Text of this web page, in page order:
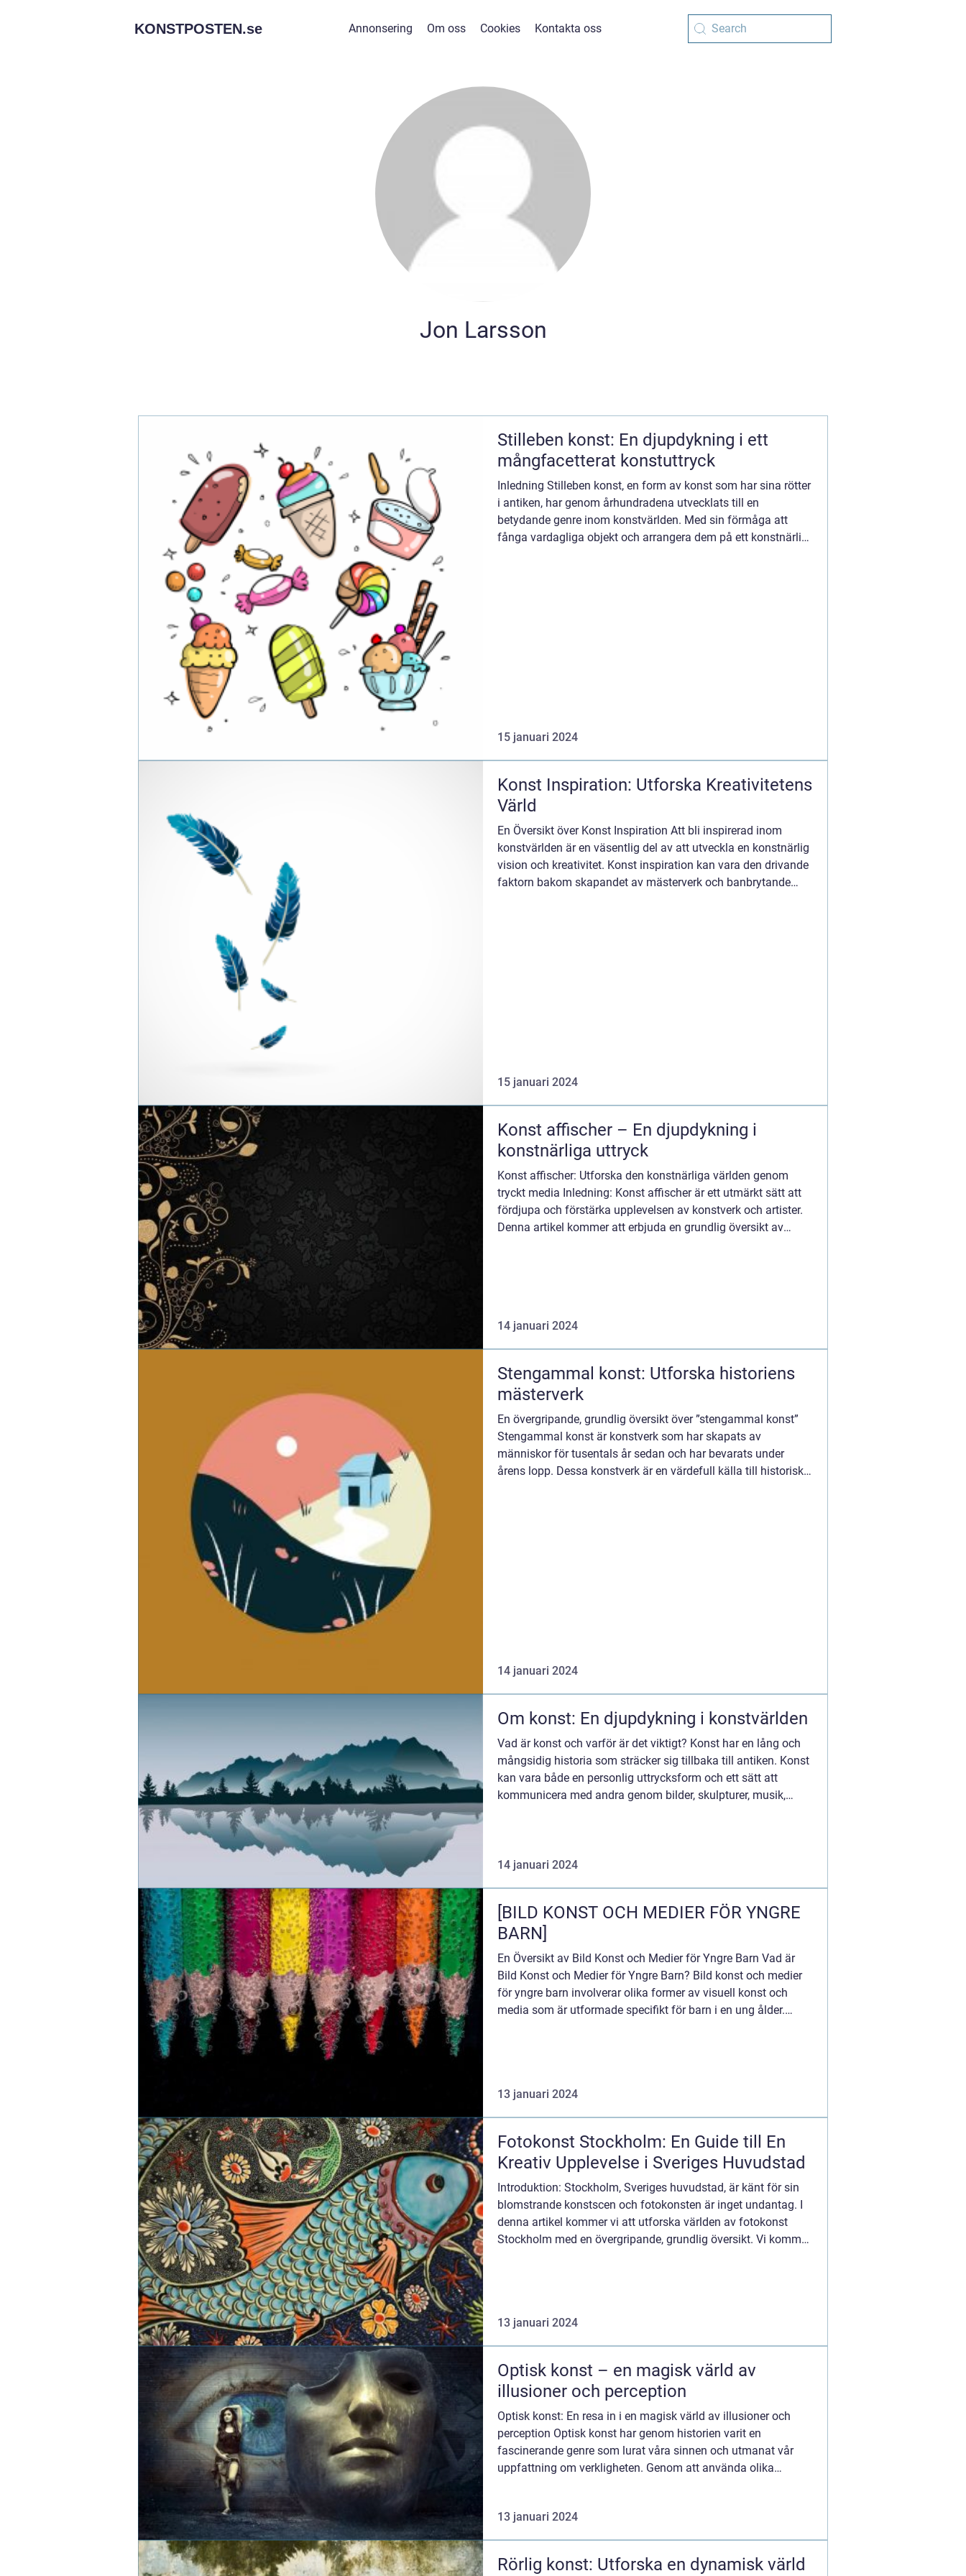
KONSTPOSTEN.se Annonsering Om oss Cookies Kontakta oss
Jon Larsson
Stilleben konst: En djupdykning i ett
mångfacetterat konstuttryck
Inledning Stilleben konst, en form av konst som har sina rötter
i antiken, har genom århundradena utvecklats till en
betydande genre inom konstvärlden. Med sin förmåga att
fånga vardagliga objekt och arrangera dem på ett konstnärligt
15 januari 2024
Konst Inspiration: Utforska Kreativitetens
Värld
En Översikt över Konst Inspiration Att bli inspirerad inom
konstvärlden är en väsentlig del av att utveckla en konstnärlig
vision och kreativitet. Konst inspiration kan vara den drivande
faktorn bakom skapandet av mästerverk och banbrytande
15 januari 2024
Konst affischer – En djupdykning i
konstnärliga uttryck
Konst affischer: Utforska den konstnärliga världen genom
tryckt media Inledning: Konst affischer är ett utmärkt sätt att
fördjupa och förstärka upplevelsen av konstverk och artister.
Denna artikel kommer att erbjuda en grundlig översikt av
14 januari 2024
Stengammal konst: Utforska historiens
mästerverk
En övergripande, grundlig översikt över ”stengammal konst”
Stengammal konst är konstverk som har skapats av
människor för tusentals år sedan och har bevarats under
årens lopp. Dessa konstverk är en värdefull källa till historisk
14 januari 2024
Om konst: En djupdykning i konstvärlden
Vad är konst och varför är det viktigt? Konst har en lång och
mångsidig historia som sträcker sig tillbaka till antiken. Konst
kan vara både en personlig uttrycksform och ett sätt att
kommunicera med andra genom bilder, skulpturer, musik,
14 januari 2024
[BILD KONST OCH MEDIER FÖR YNGRE
BARN]
En Översikt av Bild Konst och Medier för Yngre Barn Vad är
Bild Konst och Medier för Yngre Barn? Bild konst och medier
för yngre barn involverar olika former av visuell konst och
media som är utformade specifikt för barn i en ung ålder.
13 januari 2024
Fotokonst Stockholm: En Guide till En
Kreativ Upplevelse i Sveriges Huvudstad
Introduktion: Stockholm, Sveriges huvudstad, är känt för sin
blomstrande konstscen och fotokonsten är inget undantag. I
denna artikel kommer vi att utforska världen av fotokonst
Stockholm med en övergripande, grundlig översikt. Vi kommer
13 januari 2024
Optisk konst – en magisk värld av
illusioner och perception
Optisk konst: En resa in i en magisk värld av illusioner och
perception Optisk konst har genom historien varit en
fascinerande genre som lurat våra sinnen och utmanat vår
uppfattning om verkligheten. Genom att använda olika
13 januari 2024
Rörlig konst: Utforska en dynamisk värld